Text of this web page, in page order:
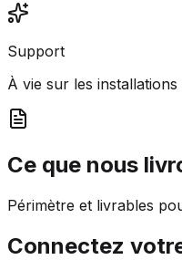
Support
À vie sur les installations
Ce que nous
Périmètre et livrables
Connectez